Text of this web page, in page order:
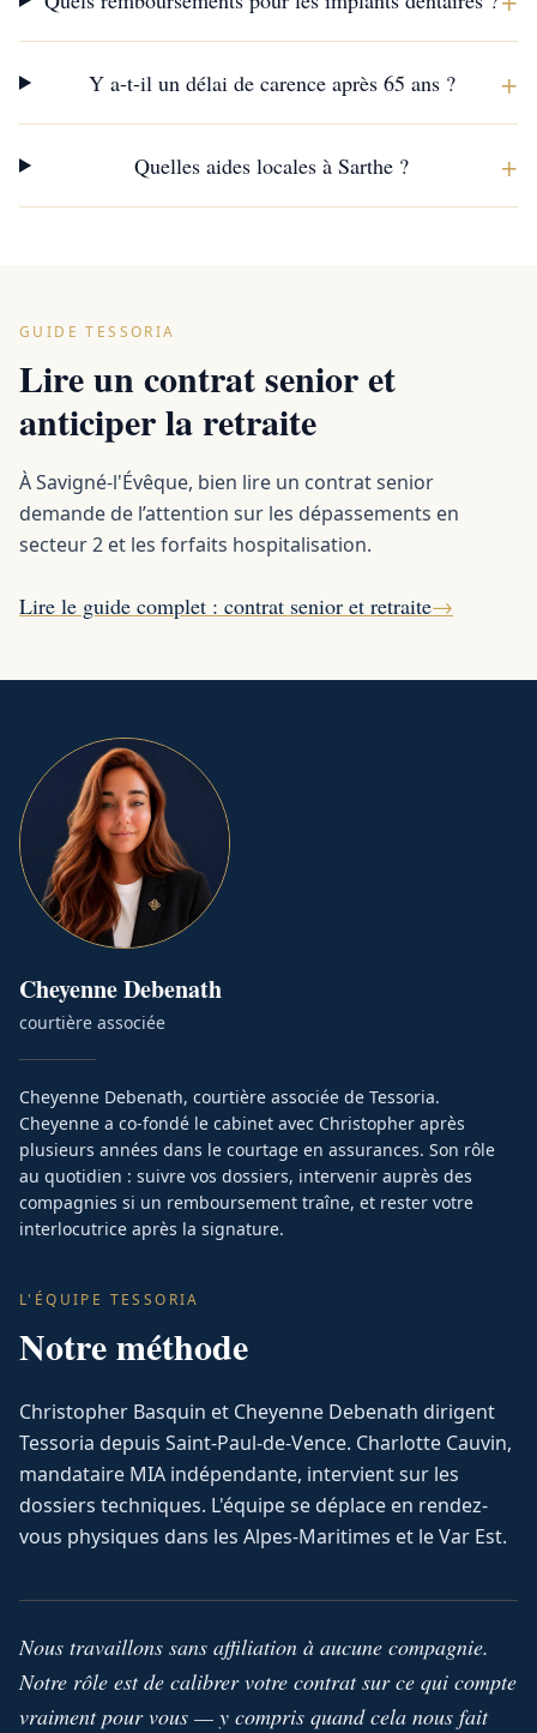
Y a-t-il un délai de carence après 65 ans ? +
Quelles aides locales à Sarthe ? +
GUIDE TESSORIA
Lire un contrat senior et
anticiper la retraite
À Savigné-l'Évêque, bien lire un contrat senior
demande de l’attention sur les dépassements en
secteur 2 et les forfaits hospitalisation.
Lire le guide complet : contrat senior et retraite→
CheyenneDebenath
courtière associée
Cheyenne Debenath, courtière associée de Tessoria.
Cheyenne a co-fondé le cabinet avec Christopher après
plusieurs années dans le courtage en assurances. Son rôle
au quotidien : suivre vos dossiers, intervenir auprès des
compagnies si un remboursement traîne, et rester votre
interlocutrice après la signature.
L'ÉQUIPE TESSORIA
Notre méthode
Christopher Basquin et Cheyenne Debenath dirigent
Tessoria depuis Saint-Paul-de-Vence. Charlotte Cauvin,
mandataire MIA indépendante, intervient sur les
dossiers techniques. L'équipe se déplace en rendez-
vous physiques dans les Alpes-Maritimes et le Var Est.
Nous travaillons sans affiliation à aucune compagnie.
Notre rôle est de calibrer votre contrat sur ce qui compte
vraiment pour vous — y compris quand cela nous fait